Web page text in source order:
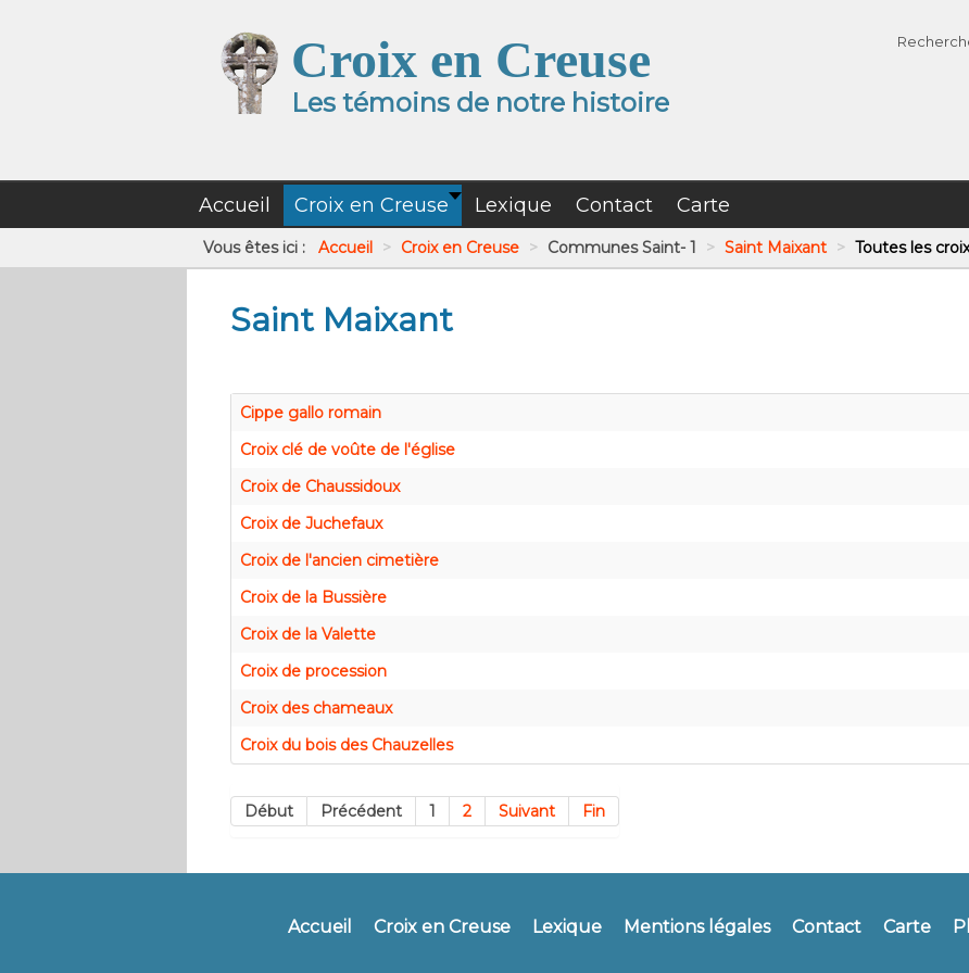
Croix en Creuse
Les témoins de notre histoire
Accueil Croix en Creuse Lexique Contact Carte
Vous êtes ici : Accueil > Croix en Creuse > Communes Saint- 1 > Saint Maixant > Toutes les croix
Saint Maixant
Cippe gallo romain
Croix clé de voûte de l'église
Croix de Chaussidoux
Croix de Juchefaux
Croix de l'ancien cimetière
Croix de la Bussière
Croix de la Valette
Croix de procession
Croix des chameaux
Croix du bois des Chauzelles
Début Précédent 1 2 Suivant Fin
Accueil Croix en Creuse Lexique Mentions légales Contact Carte